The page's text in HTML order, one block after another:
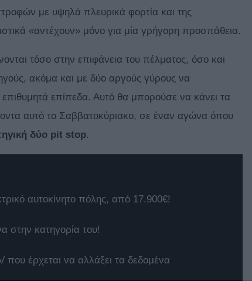
με υψηλά πλευρικά φορτία και της
«αντέχουν» μόνο για μία γρήγορη προσπάθεια.
τόσο στην επιφάνεια του πέλματος, όσο και
ακόμα και με δύο αργούς γύρους να
επίπεδα. Αυτό θα μπορούσε να κάνει τα
αυτό το Σαββατοκύριακο, σε έναν αγώνα όπου
δύο pit stop.
αυτοκίνητο πόλης, από 17.900€!
στην κατηγορία του!
έρχεται να αλλάξει τα δεδομένα